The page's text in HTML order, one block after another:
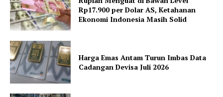
Rp17.900 per Dolar AS, Ketahanan
Ekonomi Indonesia Masih Solid
Harga Emas Antam Turun Imbas Data
Cadangan Devisa Juli 2026